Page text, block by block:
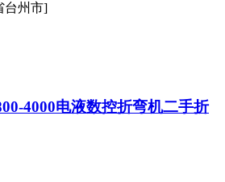
台州市]
4000电液数控折弯机二手折